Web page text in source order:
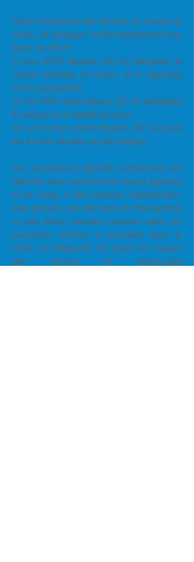
Selon l'extension des lésions au niveau du
côlon, on distingue schématiquement trois
types de RCH :
1) Les RCH distales (60 %) atteignant le
rectum (rectite), le rectum et le sigmoïde
(recto-sigmoïdite)
2) Les RCH pancoliques (15 %) atteignant
le rectum et la totalité du côlon
3) Les formes intermédiaires (25 %) entre
les formes distales et pancoliques.
Les symptômes digestifs comportent une
diarrhée avec présence de mucus (glaires)
et de sang, et des douleurs abdominales.
Une anémie, une altération de l’état général
et une fièvre peuvent survenir dans les
poussées sévères et étendues dans le
colon. Le diagnostic est basé sur l’aspect
des lésions en endoscopie